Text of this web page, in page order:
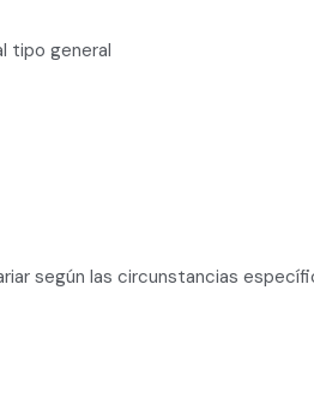
tipo general
según las circunstancias